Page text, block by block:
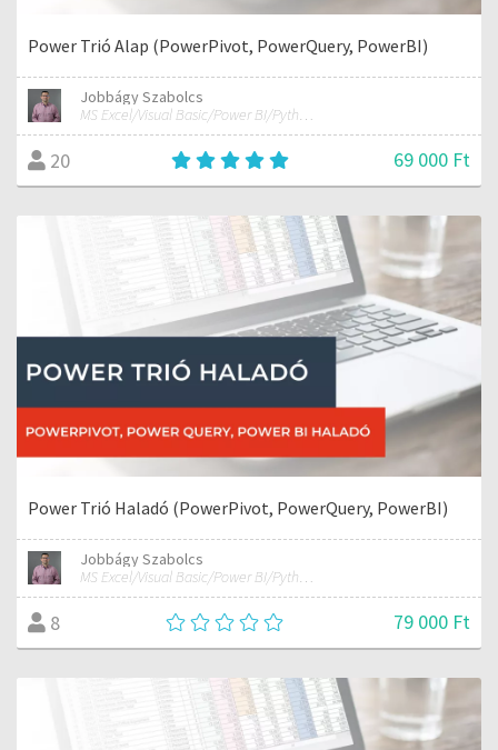
Power Trió Alap (PowerPivot, PowerQuery, PowerBI)
Jobbágy Szabolcs
MS Excel/Visual Basic/Power BI/Python adatelemzési szakértő
20 69 000 Ft
Power Trió Haladó (PowerPivot, PowerQuery, PowerBI)
Jobbágy Szabolcs
MS Excel/Visual Basic/Power BI/Python adatelemzési szakértő
8 79 000 Ft